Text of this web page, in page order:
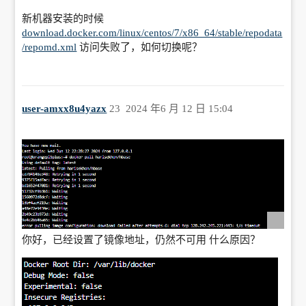
新机器安装的时候
download.docker.com/linux/centos/7/x86_64/stable/repodata
/repomd.xml 访问失败了，如何切换呢？
user-amxx8u4yazx 2024 年6 月 12 日 15:04
23
你好，已经设置了镜像地址，仍然不可用 什么原因？